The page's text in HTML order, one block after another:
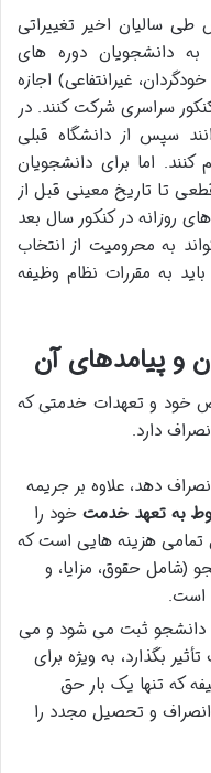
سالیان اخیر تغییراتی
دانشجویان دوره های
غیرانتفاعی) اجازه
سراسری شرکت کنند. در
سپس از دانشگاه قبلی
اما برای دانشجویان
تا تاریخ معینی قبل از
روزانه در کنکور سال بعد
به محرومیت از انتخاب
به مقررات نظام وظیفه
و پیامدهای آن
خود و تعهدات خدمتی که
دارد.
دهد، علاوه بر جریمه
به تعهد خدمت خود را
تمامی هزینه هایی است که
حقوق، مزایا، و
است.
دانشجو ثبت می شود و می
بگذارد، به ویژه برای
که تنها یک بار حق
و تحصیل مجدد را